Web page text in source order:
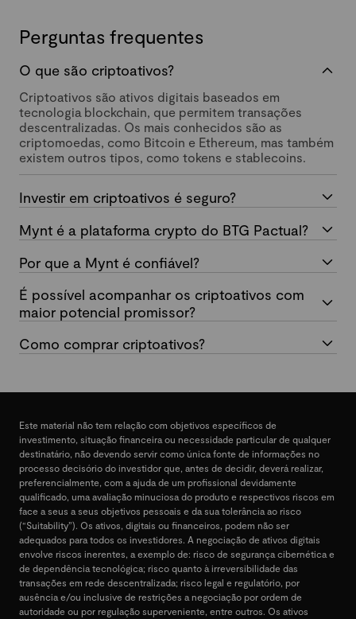
Perguntas frequentes
O que são criptoativos?
Criptoativos são ativos digitais baseados em
tecnologia blockchain, que permitem transações
descentralizadas. Os mais conhecidos são as
criptomoedas, como Bitcoin e Ethereum, mas também
existem outros tipos, como tokens e stablecoins.
Investir em criptoativos é seguro?
Mynt é a plataforma crypto do BTG Pactual?
Por que a Mynt é confiável?
É possível acompanhar os criptoativos com
maior potencial promissor?
Como comprar criptoativos?
Este material não tem relação com objetivos específicos de
investimento, situação financeira ou necessidade particular de qualquer
destinatário, não devendo servir como única fonte de informações no
processo decisório do investidor que, antes de decidir, deverá realizar,
preferencialmente, com a ajuda de um profissional devidamente
qualificado, uma avaliação minuciosa do produto e respectivos riscos em
face a seus a seus objetivos pessoais e da sua tolerância ao risco
(“Suitability”). Os ativos, digitais ou financeiros, podem não ser
adequados para todos os investidores. A negociação de ativos digitais
envolve riscos inerentes, a exemplo de: risco de segurança cibernética e
de dependência tecnológica; risco quanto à irreversibilidade das
transações em rede descentralizada; risco legal e regulatório, por
ausência e/ou inclusive de restrições a negociação por ordem de
autoridade ou por regulação superveniente, entre outros. Os ativos